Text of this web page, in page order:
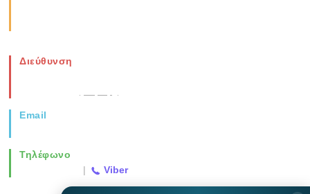
Διεύθυνση
Email
Τηλέφωνο
| Viber